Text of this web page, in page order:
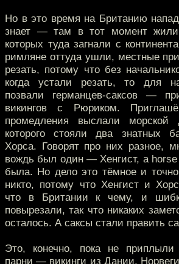
Но в это время на Британию
знает — там в тот момент жили
которых туда загнали с
римляне оттуда ушли, местные
резать, потому что без
когда устали резать, то для
позвали германцев-саксов —
викингов с Рюриком.
промедления выслали морской
которого стояли два знатных
Хорса. Говорят про них разное,
вождь был один — Хенгист, а
была. Но дело это тёмное и
никто, потому что Хенгист и
что в Британии к чему, и
повырезали, так что никаких
осталось. А саксы стали править
Это, конечно, пока не приплыли
парни — викинги из Дании,